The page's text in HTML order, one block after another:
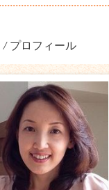
/ プロフィール